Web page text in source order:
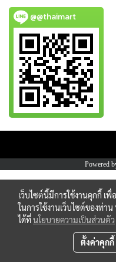
@@thaimart
Powered
เว็บไซต์นี้มีการใช้งานคุกกี้
ในการใช้งานเว็บไซต์ของท่า
ได้ที่นโยบายความเป็นส่วนตัว
ตั้งค่าคุกกี้